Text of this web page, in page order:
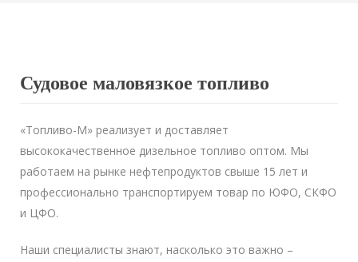
Судовое маловязкое топливо
«Топливо-М» реализует и доставляет
высококачественное дизельное топливо оптом. Мы
работаем на рынке нефтепродуктов свыше 15 лет и
профессионально транспортируем товар по ЮФО, СКФО
и ЦФО.
Наши специалисты знают, насколько это важно –